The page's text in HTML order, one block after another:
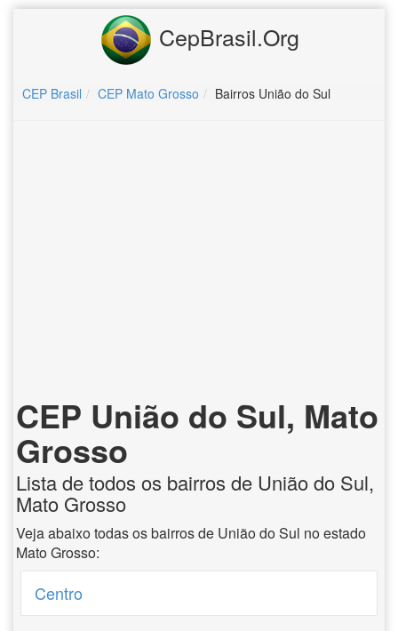
CepBrasil.Org
CEP Brasil CEP Mato Grosso Bairros União do Sul
CEP União do Sul, Mato
Grosso
Lista de todos os bairros de União do Sul,
Mato Grosso
Veja abaixo todas os bairros de União do Sul no estado
Mato Grosso:
Centro